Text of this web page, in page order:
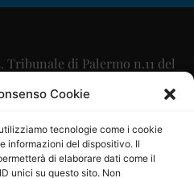
Cookie
tecnologie come i cookie
informazioni del dispositivo. Il
di elaborare dati come il
unici su questo sito. Non
di Palermo n.11 del
2015
Maurizio Scaglione